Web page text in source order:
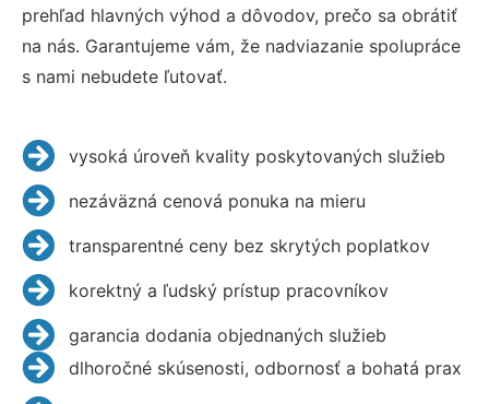
prehľad hlavných výhod a dôvodov, prečo sa obrátiť
na nás. Garantujeme vám, že nadviazanie spolupráce
s nami nebudete ľutovať.
vysoká úroveň kvality poskytovaných služieb
nezáväzná cenová ponuka na mieru
transparentné ceny bez skrytých poplatkov
korektný a ľudský prístup pracovníkov
garancia dodania objednaných služieb
dlhoročné skúsenosti, odbornosť a bohatá prax